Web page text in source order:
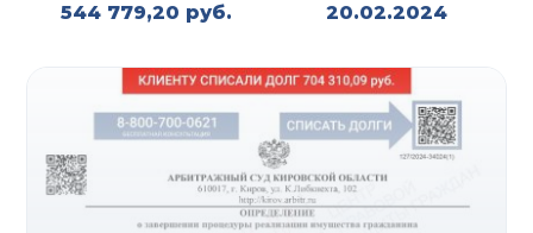
544 779,20 руб. 20.02.2024